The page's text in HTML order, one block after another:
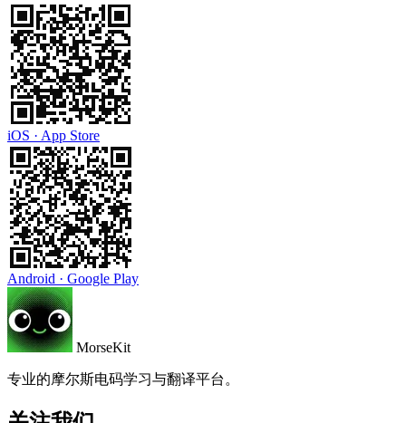
iOS · App Store
Android · Google Play
MorseKit
专业的摩尔斯电码学习与翻译平台。